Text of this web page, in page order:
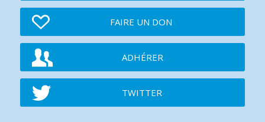
FAIRE UN DON
ADHÉRER
TWITTER